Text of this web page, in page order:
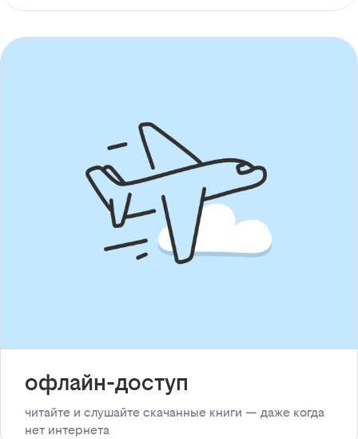
офлайн-доступ
читайте и слушайте скачанные книги — даже когда
нет интернета